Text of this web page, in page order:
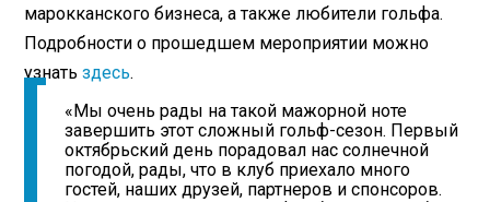
марокканского бизнеса, а также любители гольфа.
Подробности о прошедшем мероприятии можно
узнатьздесь.
«Мы очень рады на такой мажорной ноте
завершить этот сложный гольф-сезон. Первый
октябрьский день порадовал нас солнечной
погодой, рады, что в клуб приехало много
гостей, наших друзей, партнеров и спонсоров.